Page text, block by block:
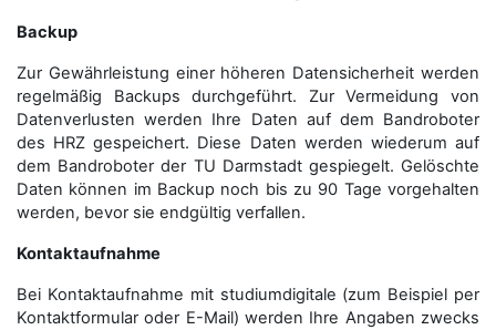
Backup
Zur Gewährleistung einer höheren Datensicherheit werden
regelmäßig Backups durchgeführt. Zur Vermeidung von
Datenverlusten werden Ihre Daten auf dem Bandroboter
des HRZ gespeichert. Diese Daten werden wiederum auf
dem Bandroboter der TU Darmstadt gespiegelt. Gelöschte
Daten können im Backup noch bis zu 90 Tage vorgehalten
werden, bevor sie endgültig verfallen.
Kontaktaufnahme
Bei Kontaktaufnahme mit studiumdigitale (zum Beispiel per
Kontaktformular oder E-Mail) werden Ihre Angaben zwecks